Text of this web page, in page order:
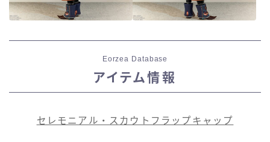
Eorzea Database
アイテム情報
セレモニアル・スカウトフラップキャップ